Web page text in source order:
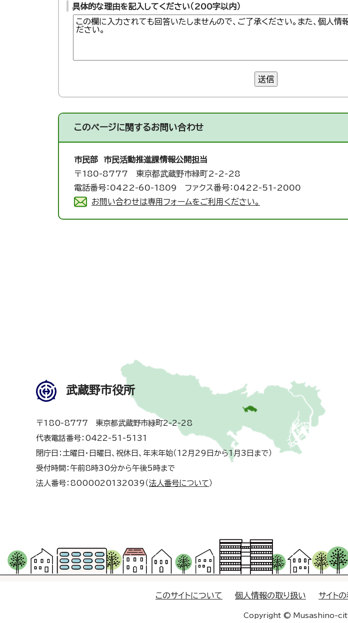
具体的な理由を記入してください（200字以内）
送信
このページに関するお問い合わせ
市民部 市民活動推進課情報公開担当
〒180-8777 東京都武蔵野市緑町2-2-28
電話番号：0422-60-1809 ファクス番号：0422-51-2000
お問い合わせは専用フォームをご利用ください。
武蔵野市役所
〒180-8777 東京都武蔵野市緑町2-2-28
代表電話番号：0422-51-5131
閉庁日：土曜日・日曜日、祝休日、年末年始（12月29日から1月3日まで）
受付時間：午前8時30分から午後5時まで
法人番号：8000020132039（ 法人番号について ）
このサイトについて 個人情報の取り扱い サイト
Copyright © Musashino-